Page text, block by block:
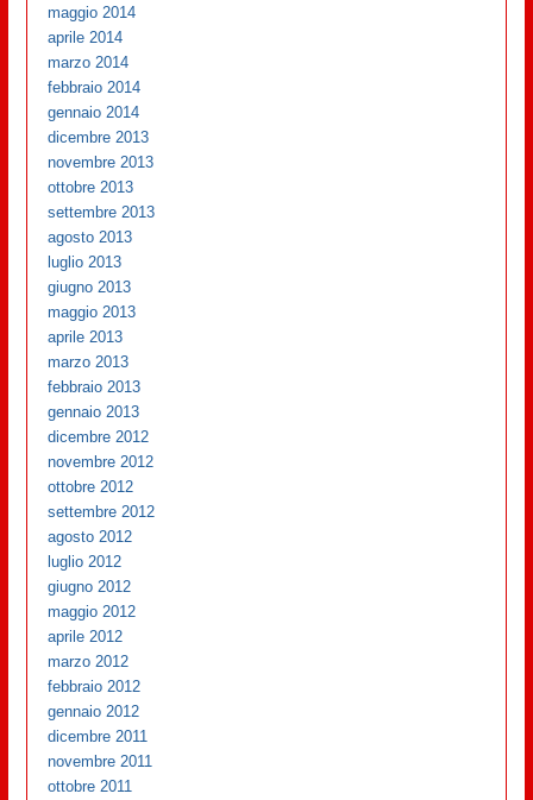
maggio 2014
aprile 2014
marzo 2014
febbraio 2014
gennaio 2014
dicembre 2013
novembre 2013
ottobre 2013
settembre 2013
agosto 2013
luglio 2013
giugno 2013
maggio 2013
aprile 2013
marzo 2013
febbraio 2013
gennaio 2013
dicembre 2012
novembre 2012
ottobre 2012
settembre 2012
agosto 2012
luglio 2012
giugno 2012
maggio 2012
aprile 2012
marzo 2012
febbraio 2012
gennaio 2012
dicembre 2011
novembre 2011
ottobre 2011